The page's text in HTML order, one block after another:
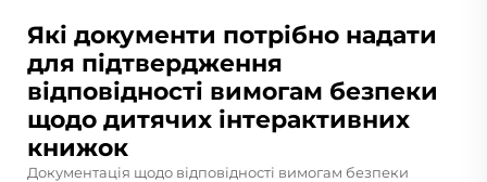
Які документи потрібно надати
для підтвердження
відповідності вимогам безпеки
щодо дитячих інтерактивних
книжок
Документація щодо відповідності вимогам безпеки